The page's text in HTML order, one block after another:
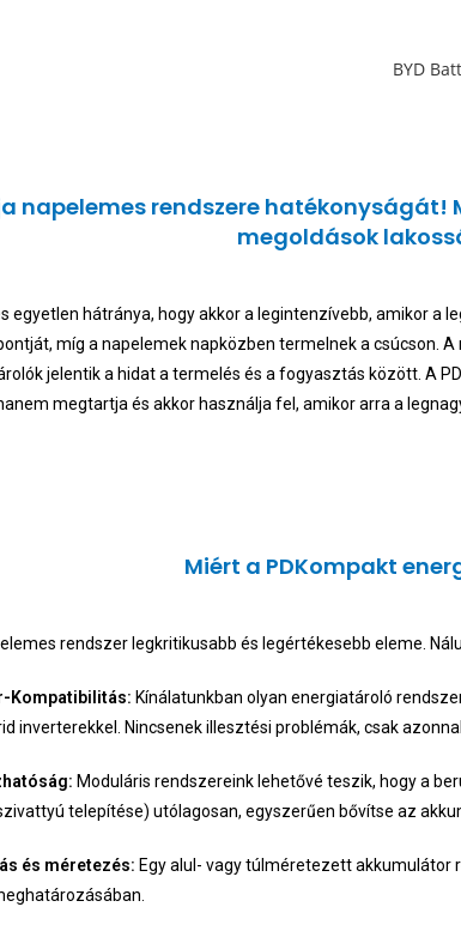
napelemes rendszere
megoldások
egyetlen hátránya, hogy akkor a legintenzívebb, amikor a
míg a napelemek napközben termelnek a
jelentik a hidat a termelés és a fogyasztás között. A
megtartja és akkor használja fel, amikor arra a
Miért a PDKompakt
rendszer legkritikusabb és legértékesebb eleme.
Kompatibilitás: Kínálatunkban olyan energiatároló
inverterekkel. Nincsenek illesztési problémák, csak
Moduláris rendszereink lehetővé teszik, hogy a
telepítése) utólagosan, egyszerűen bővítse az
és méretezés: Egy alul- vagy túlméretezett